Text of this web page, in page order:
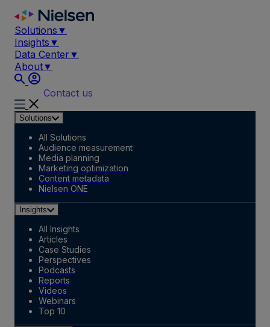
Skip
content
Solutions ▼
Insights ▼
Data Center ▼
About▼
Contact us
Solutions
All Solutions
Audience measurement
Media planning
Marketing optimization
Content metadata
Nielsen ONE
Insights
All Insights
Articles
Case Studies
Perspectives
Podcasts
Reports
Videos
Webinars
Top 10